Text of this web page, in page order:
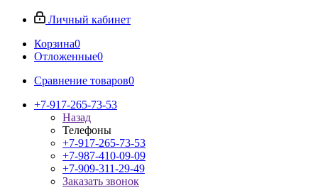
Личный кабинет
Корзина0
Отложенные0
Сравнение товаров0
+7-917-265-73-53
Назад
Телефоны
+7-917-265-73-53
+7-987-410-09-09
+7-909-311-29-49
Заказать звонок